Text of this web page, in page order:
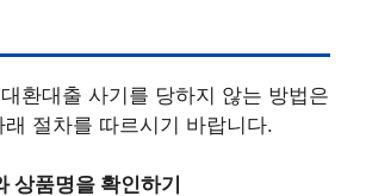
환대출 사기를 당하지 않는 방법은
절차를 따르시기 바랍니다.
상품명을 확인하기